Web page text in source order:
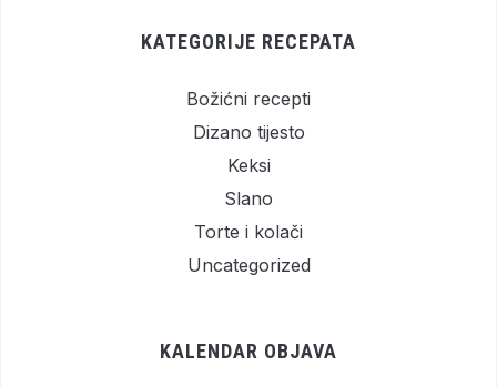
KATEGORIJE RECEPATA
Božićni recepti
Dizano tijesto
Keksi
Slano
Torte i kolači
Uncategorized
KALENDAR OBJAVA